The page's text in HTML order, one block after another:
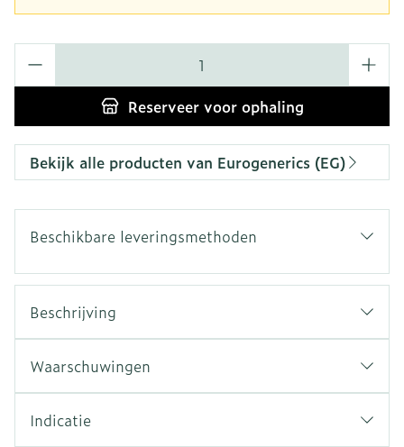
Reserveervoor ophaling
Bekijk alle producten van Eurogenerics (EG)
Beschikbare leveringsmethoden
Beschrijving
Waarschuwingen
Indicatie